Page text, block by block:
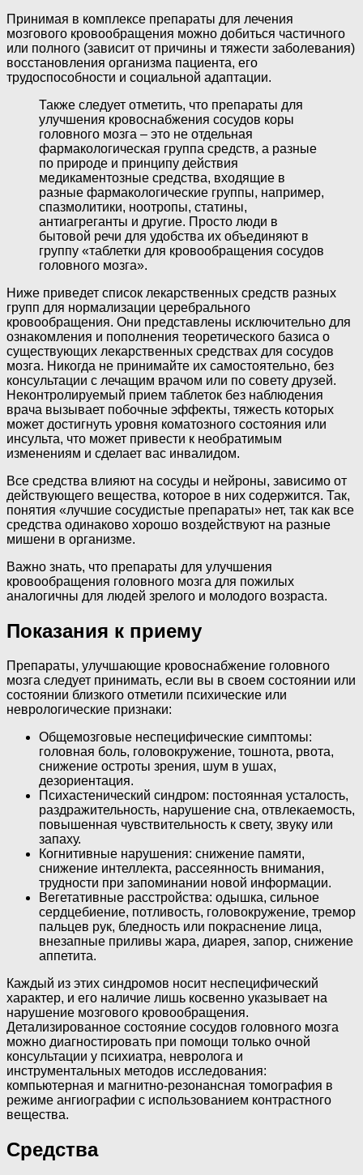
Принимая в комплексе препараты для лечения
мозгового кровообращения можно добиться частичного
или полного (зависит от причины и тяжести заболевания)
восстановления организма пациента, его
трудоспособности и социальной адаптации.
Также следует отметить, что препараты для
улучшения кровоснабжения сосудов коры
головного мозга – это не отдельная
фармакологическая группа средств, а разные
по природе и принципу действия
медикаментозные средства, входящие в
разные фармакологические группы, например,
спазмолитики, ноотропы, статины,
антиагреганты и другие. Просто люди в
бытовой речи для удобства их объединяют в
группу «таблетки для кровообращения сосудов
головного мозга».
Ниже приведет список лекарственных средств разных
групп для нормализации церебрального
кровообращения. Они представлены исключительно для
ознакомления и пополнения теоретического базиса о
существующих лекарственных средствах для сосудов
мозга. Никогда не принимайте их самостоятельно, без
консультации с лечащим врачом или по совету друзей.
Неконтролируемый прием таблеток без наблюдения
врача вызывает побочные эффекты, тяжесть которых
может достигнуть уровня коматозного состояния или
инсульта, что может привести к необратимым
изменениям и сделает вас инвалидом.
Все средства влияют на сосуды и нейроны, зависимо от
действующего вещества, которое в них содержится. Так,
понятия «лучшие сосудистые препараты» нет, так как все
средства одинаково хорошо воздействуют на разные
мишени в организме.
Важно знать, что препараты для улучшения
кровообращения головного мозга для пожилых
аналогичны для людей зрелого и молодого возраста.
Показания к приему
Препараты, улучшающие кровоснабжение головного
мозга следует принимать, если вы в своем состоянии или
состоянии близкого отметили психические или
неврологические признаки:
Общемозговые неспецифические симптомы:
головная боль, головокружение, тошнота, рвота,
снижение остроты зрения, шум в ушах,
дезориентация.
Психастенический синдром: постоянная усталость,
раздражительность, нарушение сна, отвлекаемость,
повышенная чувствительность к свету, звуку или
запаху.
Когнитивные нарушения: снижение памяти,
снижение интеллекта, рассеянность внимания,
трудности при запоминании новой информации.
Вегетативные расстройства: одышка, сильное
сердцебиение, потливость, головокружение, тремор
пальцев рук, бледность или покраснение лица,
внезапные приливы жара, диарея, запор, снижение
аппетита.
Каждый из этих синдромов носит неспецифический
характер, и его наличие лишь косвенно указывает на
нарушение мозгового кровообращения.
Детализированное состояние сосудов головного мозга
можно диагностировать при помощи только очной
консультации у психиатра, невролога и
инструментальных методов исследования:
компьютерная и магнитно-резонансная томография в
режиме ангиографии с использованием контрастного
вещества.
Средства